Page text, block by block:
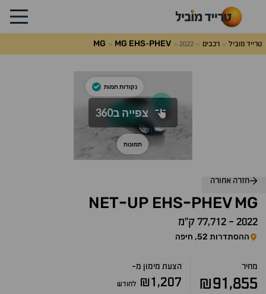
טרייד מוביל רכבים MG MG EHS-PHEV 2022
חזרה אחורה
MG
EHS-PHEV
NET-UP
2022
- 77,712 ק״מ
ההסתדרות 52, חיפה
מחיר
₪91,855
הצעת מימון מ-
₪1,207 לחודש